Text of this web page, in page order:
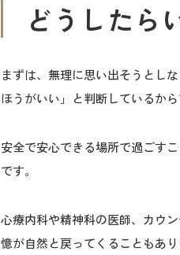
どうしたら
まずは、無理に思い出そうとし
ほうがいい」と判断しているから
安全で安心できる場所で過ごす
です。
心療内科や精神科の医師、カウ
憶が自然と戻ってくることもあり